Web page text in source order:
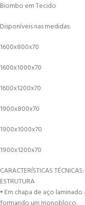
Biombo em Tecido
Disponíveis nas medidas:
1600x800x70
1600x1000x70
1600x1200x70
1900x800x70
1900x1000x70
1900x1200x70
CARACTERÍSTICAS TÉCNICAS:
ESTRUTURA
• Em chapa de aço